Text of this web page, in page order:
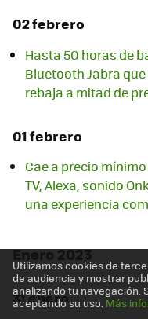
02 febrero
Hasta 50 horas de
Bluetooth Jabra
rebaja a mitad de
01 febrero
Cae a precio
TV, Alexa, sonido
una experiencia
Enero 2023
31 enero
Utilizamos cookies de
de audiencia y mostrar
analizando tu navegación.
aceptando su uso. Más